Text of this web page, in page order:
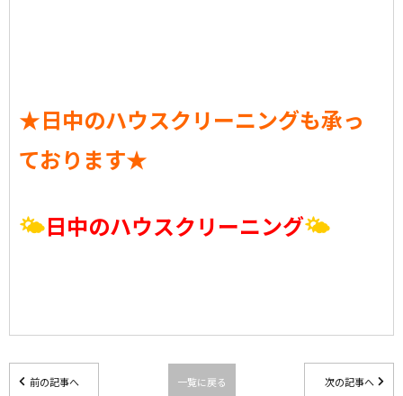
★日中のハウスクリーニングも承っ
ております★
🌤日中のハウスクリーニング🌤
前の記事へ 一覧に戻る 次の記事へ